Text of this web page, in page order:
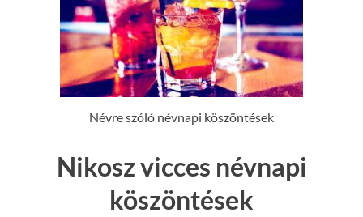
Névre szóló névnapi köszöntések
Nikosz vicces névnapi
köszöntések